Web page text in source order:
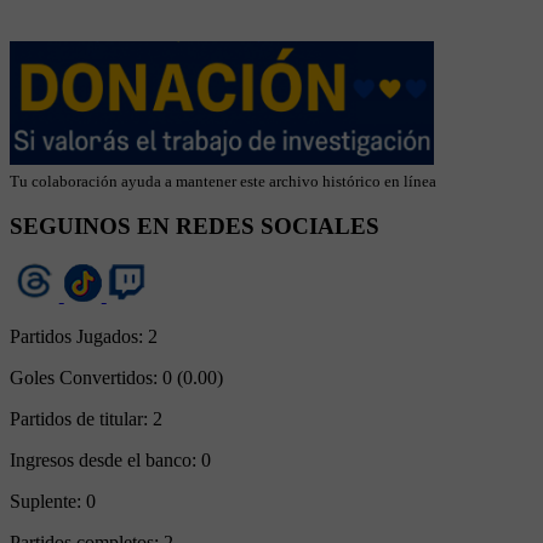
Tu colaboración ayuda a mantener este archivo histórico en línea
SEGUINOS EN REDES SOCIALES
Partidos Jugados: 2
Goles Convertidos: 0 (0.00)
Partidos de titular: 2
Ingresos desde el banco: 0
Suplente: 0